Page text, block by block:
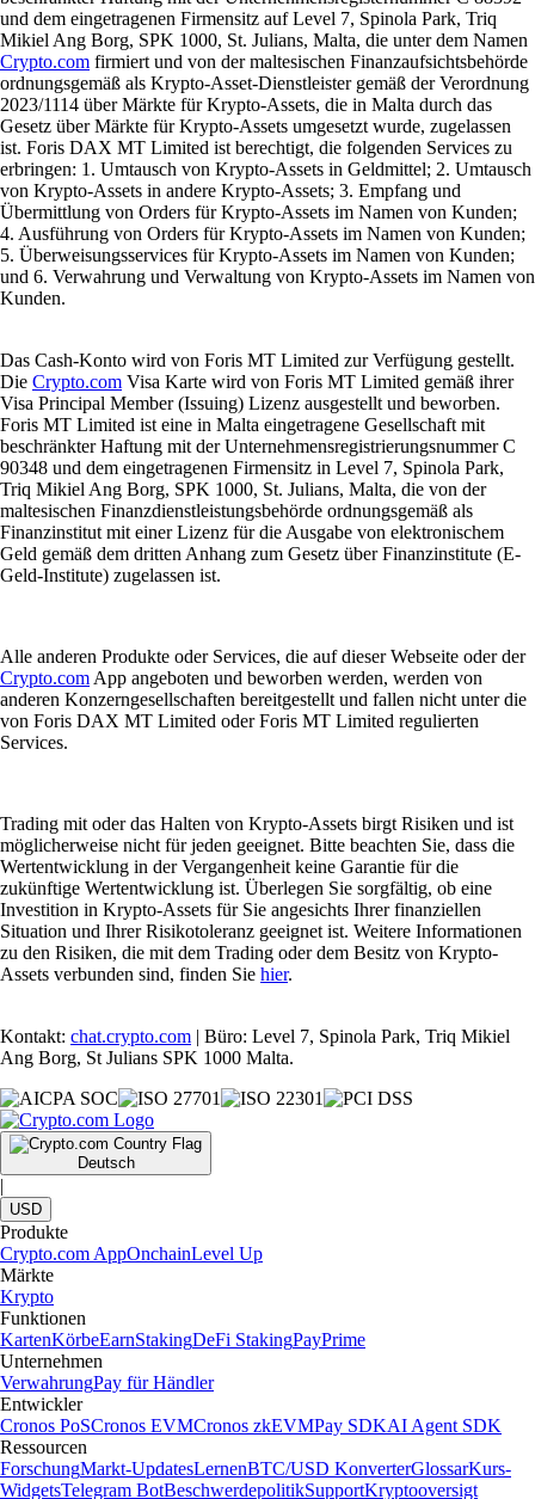
und dem eingetragenen Firmensitz auf Level 7, Spinola Park, Triq
Mikiel Ang Borg, SPK 1000, St. Julians, Malta, die unter dem Namen
Crypto.com firmiert und von der maltesischen Finanzaufsichtsbehörde
ordnungsgemäß als Krypto-Asset-Dienstleister gemäß der Verordnung
2023/1114 über Märkte für Krypto-Assets, die in Malta durch das
Gesetz über Märkte für Krypto-Assets umgesetzt wurde, zugelassen
ist. Foris DAX MT Limited ist berechtigt, die folgenden Services zu
erbringen: 1. Umtausch von Krypto-Assets in Geldmittel; 2. Umtausch
von Krypto-Assets in andere Krypto-Assets; 3. Empfang und
Übermittlung von Orders für Krypto-Assets im Namen von Kunden;
4. Ausführung von Orders für Krypto-Assets im Namen von Kunden;
5. Überweisungsservices für Krypto-Assets im Namen von Kunden;
und 6. Verwahrung und Verwaltung von Krypto-Assets im Namen von
Kunden.
Das Cash-Konto wird von Foris MT Limited zur Verfügung gestellt.
Die Crypto.com Visa Karte wird von Foris MT Limited gemäß ihrer
Visa Principal Member (Issuing) Lizenz ausgestellt und beworben.
Foris MT Limited ist eine in Malta eingetragene Gesellschaft mit
beschränkter Haftung mit der Unternehmensregistrierungsnummer C
90348 und dem eingetragenen Firmensitz in Level 7, Spinola Park,
Triq Mikiel Ang Borg, SPK 1000, St. Julians, Malta, die von der
maltesischen Finanzdienstleistungsbehörde ordnungsgemäß als
Finanzinstitut mit einer Lizenz für die Ausgabe von elektronischem
Geld gemäß dem dritten Anhang zum Gesetz über Finanzinstitute (E-
Geld-Institute) zugelassen ist.
Alle anderen Produkte oder Services, die auf dieser Webseite oder der
Crypto.com App angeboten und beworben werden, werden von
anderen Konzerngesellschaften bereitgestellt und fallen nicht unter die
von Foris DAX MT Limited oder Foris MT Limited regulierten
Services.
Trading mit oder das Halten von Krypto-Assets birgt Risiken und ist
möglicherweise nicht für jeden geeignet. Bitte beachten Sie, dass die
Wertentwicklung in der Vergangenheit keine Garantie für die
zukünftige Wertentwicklung ist. Überlegen Sie sorgfältig, ob eine
Investition in Krypto-Assets für Sie angesichts Ihrer finanziellen
Situation und Ihrer Risikotoleranz geeignet ist. Weitere Informationen
zu den Risiken, die mit dem Trading oder dem Besitz von Krypto-
Assets verbunden sind, finden Sie hier.
Kontakt: chat.crypto.com | Büro: Level 7, Spinola Park, Triq Mikiel
Ang Borg, St Julians SPK 1000 Malta.
Deutsch
|
USD
Produkte
Crypto.com AppOnchainLevel Up
Märkte
Krypto
Funktionen
KartenKörbeEarnStakingDeFi StakingPayPrime
Unternehmen
VerwahrungPay für Händler
Entwickler
Cronos PoSCronos EVMCronos zkEVMPay SDKAI Agent SDK
Ressourcen
ForschungMarkt-UpdatesLernenBTC/USD KonverterGlossarKurs-
WidgetsTelegram BotBeschwerdepolitikSupportKryptooversigt